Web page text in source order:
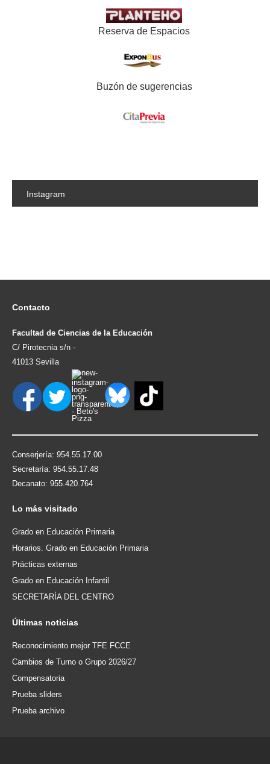
Reserva de Espacios
Buzón de sugerencias
Instagram
Contacto
Facultad de Ciencias de la Educación
C/ Pirotecnia s/n -
41013 Sevilla
Conserjería: 954.55.17.00
Secretaría: 954.55.17.48
Decanato: 955.420.764
Lo más visitado
Grado en Educación Primaria
Horarios. Grado en Educación Primaria
Prácticas externas
Grado en Educación Infantil
SECRETARÍA DEL CENTRO
Últimas noticias
Reconocimiento mejor TFE FCCE
Cambios de Turno o Grupo 2026/27
Compensatoria
Prueba sliders
Prueba archivo